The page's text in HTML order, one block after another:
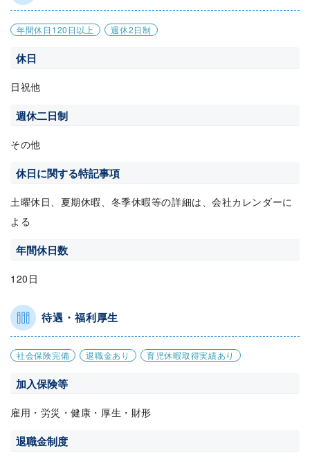
年間休日120日以上 週休2日制
休日
日祝他
週休二日制
その他
休日に関する特記事項
土曜休日、夏期休暇、冬季休暇等の詳細は、会社カレンダーに
よる
年間休日数
120日
待遇・福利厚生
社会保険完備 退職金あり 育児休暇取得実績あり
加入保険等
雇用・労災・健康・厚生・財形
退職金制度